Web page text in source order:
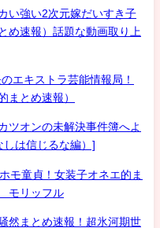
い強い2次元嫁だいすき子
め速報）話題な動画取り上
エキストラ芸能情報局！
まとめ速報）
ツオンの未解決事件簿へよ
は信じるな編）]
童貞！女装子オネエ的ま
モリッフル
然まとめ速報！超氷河期世